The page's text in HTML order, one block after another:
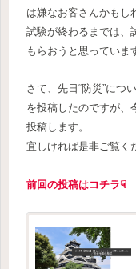
は嫌なお客さんかもし
試験が終わるまでは、
もらおうと思っていま
さて、先日“防災”につ
を投稿したのですが、
投稿します。
宜しければ是非ご覧く
前回の投稿はコチラ☟